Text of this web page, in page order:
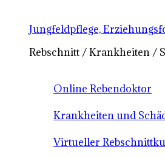
Jungfeldpflege,
Rebschnitt / Krankheiten /
Online Rebendoktor
Krankheiten und
Virtueller